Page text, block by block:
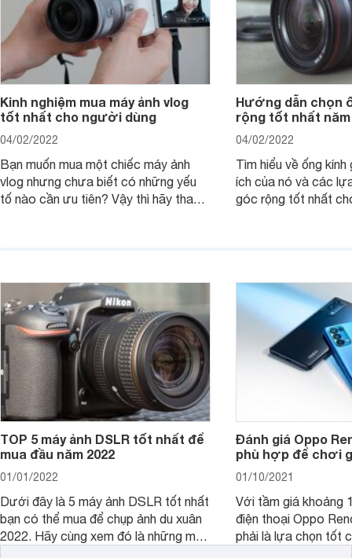
Kinh nghiệm mua máy ảnh vlog
tốt nhất cho người dùng
04/02/2022
Bạn muốn mua một chiếc máy ảnh
vlog nhưng chưa biết có những yếu
tố nào cần ưu tiên? Vậy thì hãy tham
Hướng dẫn chọn
rộng tốt nhất năm
04/02/2022
Tìm hiểu về ống
ích của nó và các
góc rộng tốt nhất
TOP 5 máy ảnh DSLR tốt nhất để
mua đầu năm 2022
01/01/2022
Dưới đây là 5 máy ảnh DSLR tốt nhất
bạn có thể mua để chụp ảnh du xuân
2022. Hãy cùng xem đó là những mẫu
Đánh giá Oppo
phù hợp để chơi
01/10/2021
Với tầm giá khoảng
điện thoại Oppo
phải là lựa chọn tốt